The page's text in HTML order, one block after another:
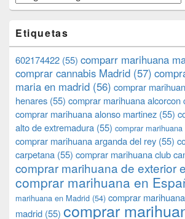
Etiquetas
602174422 (55) comparr marihuana
comprar cannabis Madrid (57)
maria en madrid (56) comprar
henares (55) comprar marihuana alcorcon
comprar marihuana alonso martinez (55)
alto de extremadura (55) comprar marihuana
comprar marihuana arganda del rey (55)
carpetana (55) comprar marihuana club
comprar marihuana de exterior
comprar marihuana en
marihuana en Madrid (54) comprar
madrid (55) comprar